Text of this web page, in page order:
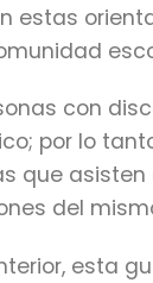
estas
con
por lo
que
del
esta